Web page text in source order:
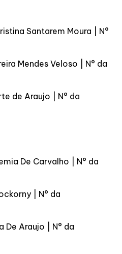
Santarem Moura | N°
Mendes Veloso | N° da
de Araujo | N° da
De Carvalho | N° da
| N° da
De Araujo | N° da